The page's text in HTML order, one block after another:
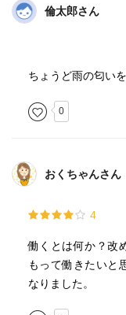
倫太郎さん
ちょうど雨の匂い
0
おくちゃんさん
4
働くとは何か？改
もって働きたいと
なりました。